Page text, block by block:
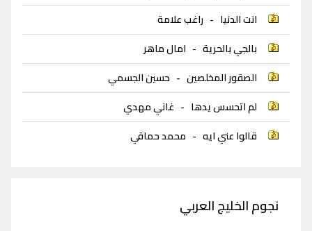
انت الدنيا - راغب علامة
بالجي بالحرية - امال ماهر
الصقور المخلصين - حسين الجسمي
لم اتحسس يدها - غاني مهدي
قالوا عني ايه - محمد حماقي
نجوم الخليج العربي